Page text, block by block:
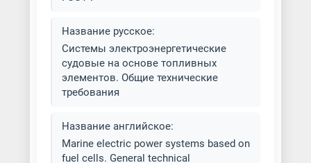
Название русское:
Системы электроэнергетические
судовые на основе топливных
элементов. Общие технические
требования
Название английское:
Marine electric power systems based on
fuel cells. General technical